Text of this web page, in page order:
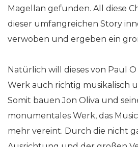
Magellan gefunden. All diese
dieser umfangreichen Story
verwoben und ergeben ein
Natürlich will dieses von Paul
Werk auch richtig musikalisch
Somit bauen Jon Oliva und
monumentales Werk, das
mehr vereint. Durch die nicht